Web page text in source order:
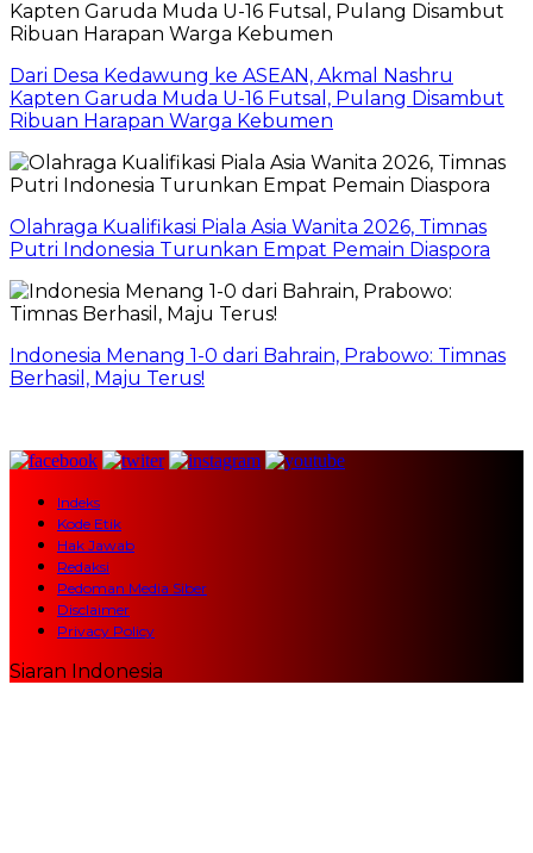
Dari Desa Kedawung ke ASEAN, Akmal Nashru
Kapten Garuda Muda U-16 Futsal, Pulang Disambut
Ribuan Harapan Warga Kebumen
Olahraga Kualifikasi Piala Asia Wanita 2026, Timnas
Putri Indonesia Turunkan Empat Pemain Diaspora
Indonesia Menang 1-0 dari Bahrain, Prabowo: Timnas
Berhasil, Maju Terus!
Indeks
Kode Etik
Hak Jawab
Redaksi
Pedoman Media Siber
Disclaimer
Privacy Policy
Siaran Indonesia